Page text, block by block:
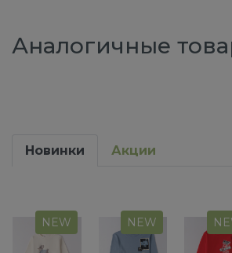
Аналогичные
Новинки Акции
NEW NEW